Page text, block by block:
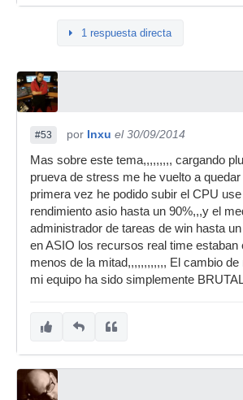
1 respuesta directa
#53 por Inxu el 30/09/2014
Mas sobre este tema,,,,,,,,, cargando
prueva de stress me he vuelto a
primera vez he podido subir el CPU
rendimiento asio hasta un 90%,,,y el
administrador de tareas de win hasta
en ASIO los recursos real time estaban
menos de la mitad,,,,,,,,,,,, El cambio de
mi equipo ha sido simplemente